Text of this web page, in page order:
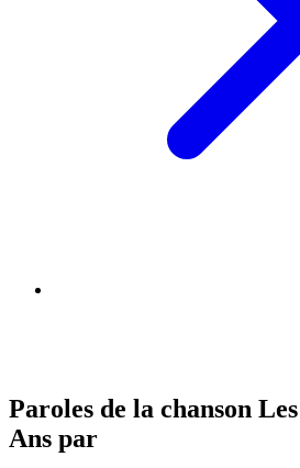
Paroles de la chanson
Ans par